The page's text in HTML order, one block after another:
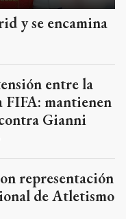
y se encamina
entre la
FIFA: mantienen
Gianni
representación
de Atletismo